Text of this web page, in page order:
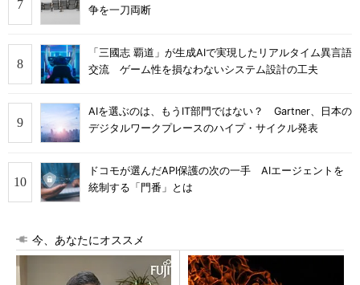
争を一刀両断
「三國志 覇道」が生成AIで実現したリアルタイム異言語
交流 ゲーム性を損なわないシステム設計の工夫
AIを選ぶのは、もうIT部門ではない？ Gartner、日本の
デジタルワークプレースのハイプ・サイクル発表
ドコモが選んだAPI保護の次の一手 AIエージェントを
統制する「門番」とは
今、あなたにオススメ